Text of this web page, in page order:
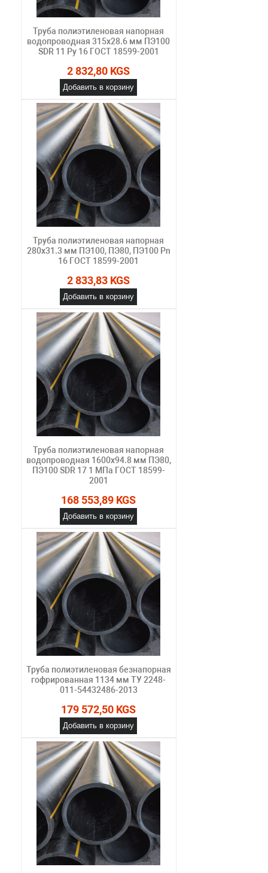
Труба полиэтиленовая напорная
водопроводная 315х28.6 мм ПЭ100
SDR 11 Ру 16 ГОСТ 18599-2001
2 832,80 KGS
Добавить в корзину
Труба полиэтиленовая напорная
280х31.3 мм ПЭ100, ПЭ80, ПЭ100 Pn
16 ГОСТ 18599-2001
2 833,83 KGS
Добавить в корзину
Труба полиэтиленовая напорная
водопроводная 1600х94.8 мм ПЭ80,
ПЭ100 SDR 17 1 МПа ГОСТ 18599-
2001
168 553,89 KGS
Добавить в корзину
Труба полиэтиленовая безнапорная
гофрированная 1134 мм ТУ 2248-
011-54432486-2013
179 572,50 KGS
Добавить в корзину